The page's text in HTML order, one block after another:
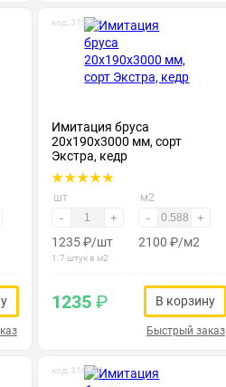
код: 315010
Имитация бруса
20х190х3000 мм, сорт
Экстра, кедр
шт
- +
1235₽/шт
1.7 штук в м2
м2
- +
2100 ₽/м2
1235₽ В корзину
Быстрый заказ
код: 316002